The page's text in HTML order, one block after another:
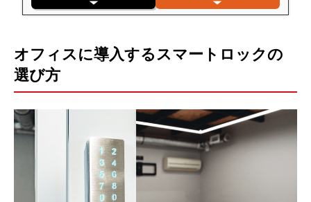
オフィスに導入するスマートロックの
選び方